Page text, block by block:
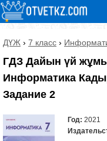
ДҮЖ › 7 класс ›
ГДЗ Дайын үй
Информатика
Задание 2
Год: 2021